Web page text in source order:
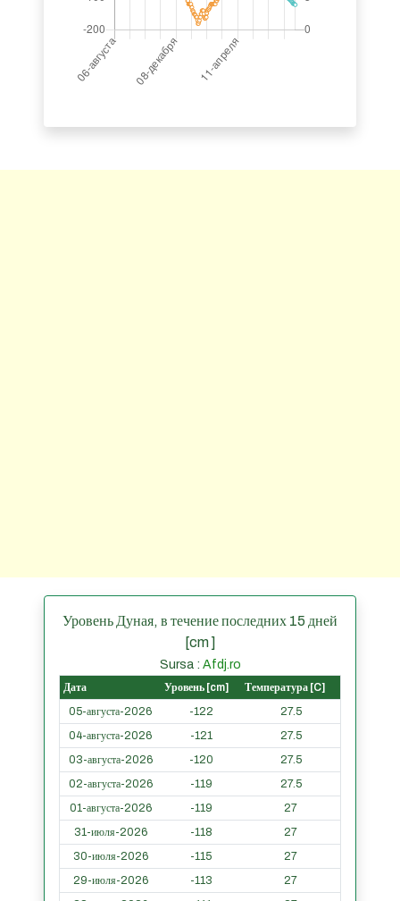
Уровень Дуная, в течение последних 15 дней
[cm ]
Sursa : Afdj.ro
Дата Уровень [cm]
Температура [C]
05-августа-2026
-122
27.5
04-августа-2026
-121
27.5
03-августа-2026
-120
27.5
02-августа-2026
-119
27.5
01-августа-2026
-119
27
31-июля-2026
-118
27
30-июля-2026
-115
27
29-июля-2026
-113
27